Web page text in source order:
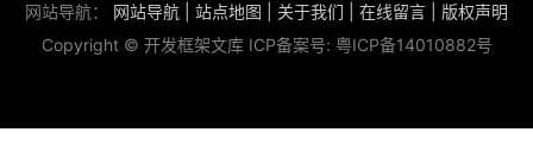
网站导航： 网站导航 站点地图 关于我们 在线留言
版权声明
Copyright © 开发框架文库 ICP备案号: 粤ICP备14010882号